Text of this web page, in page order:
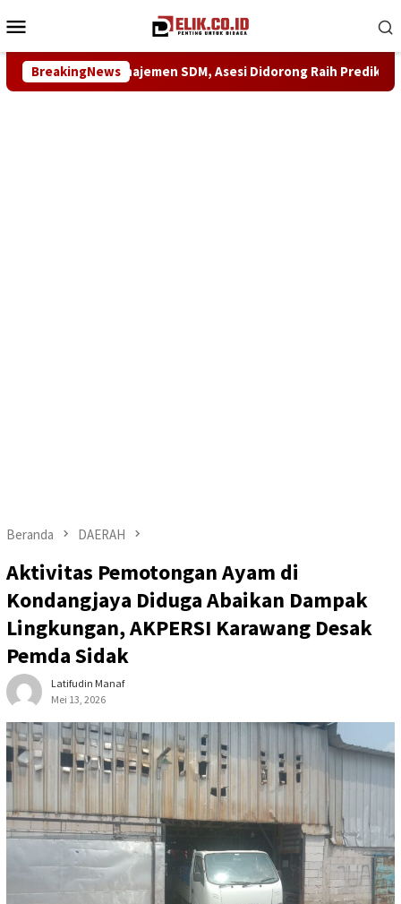
ke
Mobile
BreakingNews
Manajemen SDM, Asesi Didorong Raih Predikat Kompeten
Beranda DAERAH
Aktivitas Pemotongan Ayam di
Kondangjaya Diduga Abaikan Dampak
Lingkungan, AKPERSI Karawang Desak
Pemda Sidak
Latifudin Manaf
Mei 13, 2026